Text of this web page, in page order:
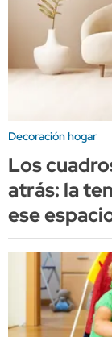
Decoración hogar
Los
atrás: la
ese